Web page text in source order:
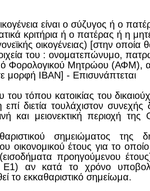
είναι ο σύζυγος ή ο
κριτήρια ή ο πατέρας ή η
οικογένειας) [στην οποία
του : ονοματεπώνυμο,
Φορολογικού Μητρώου (ΑΦΜ),
μορφή ΙΒΑΝ] - Επισυνάπτεται
του τόπου κατοικίας του
διετία τουλάχιστον συνεχής
και μειονεκτική περιοχή της
σημειώματος της
οικονομικού έτους για το οποίο
προηγούμενου
Ε1) αν κατά το χρόνο
το εκκαθαριστικό σημείωμα.